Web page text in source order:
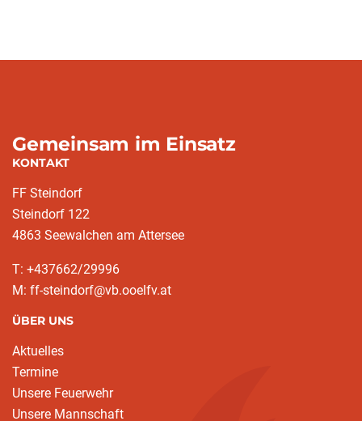
Gemeinsam im Einsatz
KONTAKT
FF Steindorf
Steindorf 122
4863 Seewalchen am Attersee
T: +437662/29996
M: ff-steindorf@vb.ooelfv.at
ÜBER UNS
Aktuelles
Termine
Unsere Feuerwehr
Unsere Mannschaft